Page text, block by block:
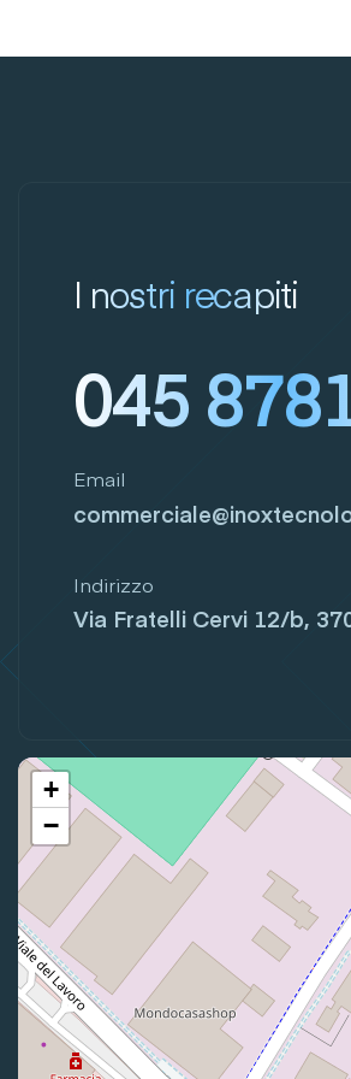
I nostri recapiti
045
Email
Indirizzo
Via Fratelli Cervi 12/b,
+
−